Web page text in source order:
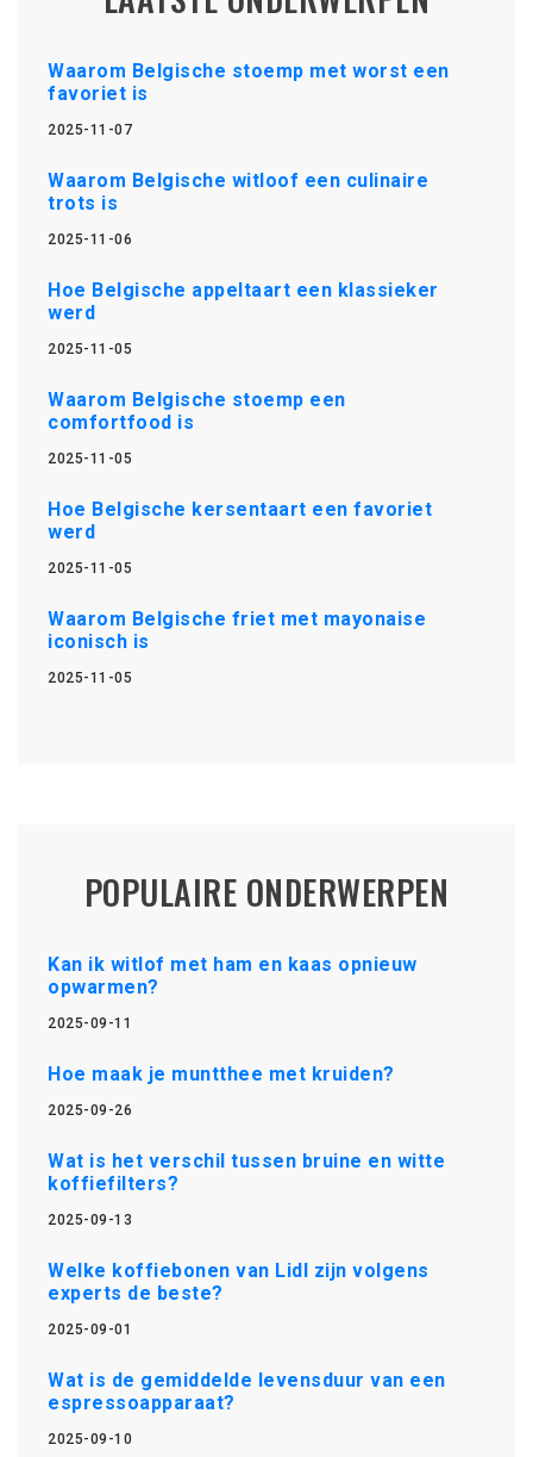
Waarom Belgische stoemp met worst een
favoriet is
2025-11-07
Waarom Belgische witloof een culinaire
trots is
2025-11-06
Hoe Belgische appeltaart een klassieker
werd
2025-11-05
Waarom Belgische stoemp een
comfortfood is
2025-11-05
Hoe Belgische kersentaart een favoriet
werd
2025-11-05
Waarom Belgische friet met mayonaise
iconisch is
2025-11-05
POPULAIRE ONDERWERPEN
Kan ik witlof met ham en kaas opnieuw
opwarmen?
2025-09-11
Hoe maak je muntthee met kruiden?
2025-09-26
Wat is het verschil tussen bruine en witte
koffiefilters?
2025-09-13
Welke koffiebonen van Lidl zijn volgens
experts de beste?
2025-09-01
Wat is de gemiddelde levensduur van een
espressoapparaat?
2025-09-10